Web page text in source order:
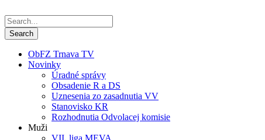
ObFZ Trnava TV
Novinky
Úradné správy
Obsadenie R a DS
Uznesenia zo zasadnutia VV
Stanovisko KR
Rozhodnutia Odvolacej komisie
Muži
VII. liga MEVA